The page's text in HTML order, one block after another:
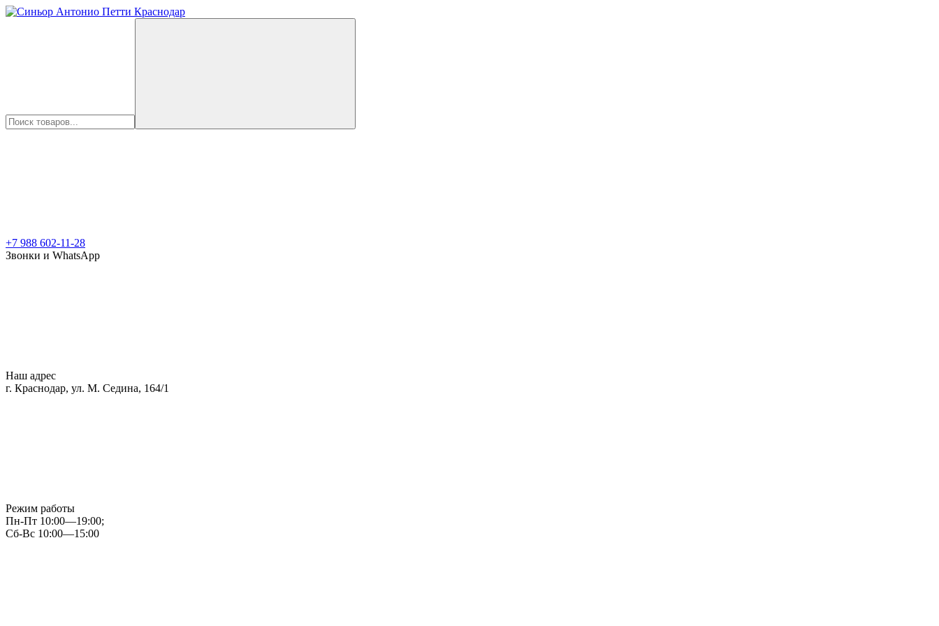
+7 988 602-11-28
Звонки и WhatsApp
Наш адрес
г. Краснодар, ул. М. Седина, 164/1
Режим работы
Пн-Пт 10:00—19:00;
Сб-Вс 10:00—15:00